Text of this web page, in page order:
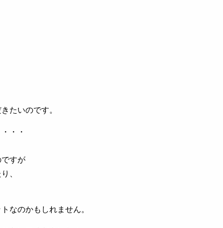
たいのです。
・・
すが
、
なのかもしれません。